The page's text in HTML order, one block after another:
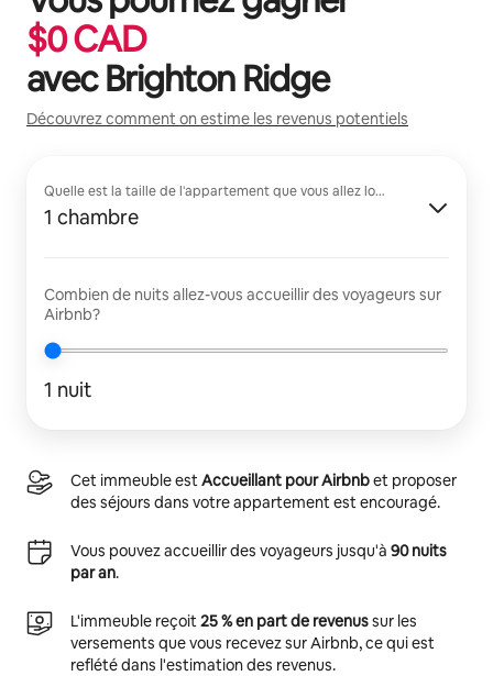
$0CAD
avecBrighton Ridge
Découvrez comment on estime les revenus potentiels
Quelle est la taille de l'appartement que vous allez louer?
1 chambre
Combien de nuits allez-vous accueillir des voyageurs sur
Airbnb?
1 nuit
Cet immeuble estAccueillant pour Airbnbet proposer
des séjours dans votre appartement est encouragé.
Vous pouvez accueillir des voyageurs jusqu'à 90 nuits
par an.
L'immeuble reçoit25 % en part de revenussur les
versements que vous recevez sur Airbnb, ce qui est
reflété dans l'estimation des revenus.